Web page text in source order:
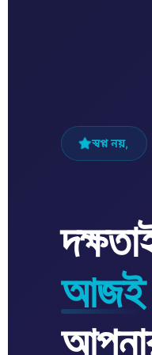
স্বপ্ন নয়,
আজই